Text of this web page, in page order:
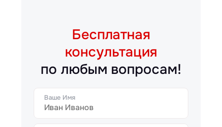
Бесплатная
консультация
по любым вопросам!
Ваше Имя